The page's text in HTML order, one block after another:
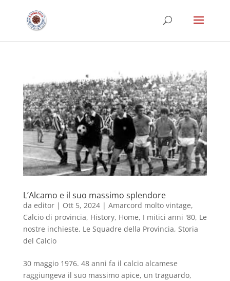
L’Alcamo e il suo massimo splendore
da editor| Ott 5, 2024| Amarcord molto vintage,
Calcio di provincia, History, Home, I mitici anni '80, Le
nostre inchieste, Le Squadre della Provincia, Storia
del Calcio
30 maggio 1976. 48 anni fa il calcio alcamese
raggiungeva il suo massimo apice, un traguardo,